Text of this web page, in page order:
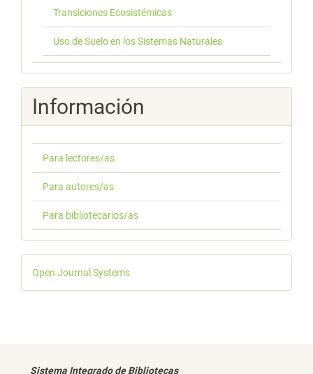
Transiciones Ecosistémicas
Uso de Suelo en los Sistemas Naturales
Información
Para lectores/as
Para autores/as
Para bibliotecarios/as
Desarrollado
por
Open Journal Systems
Sistema Integrado de Bibliotecas